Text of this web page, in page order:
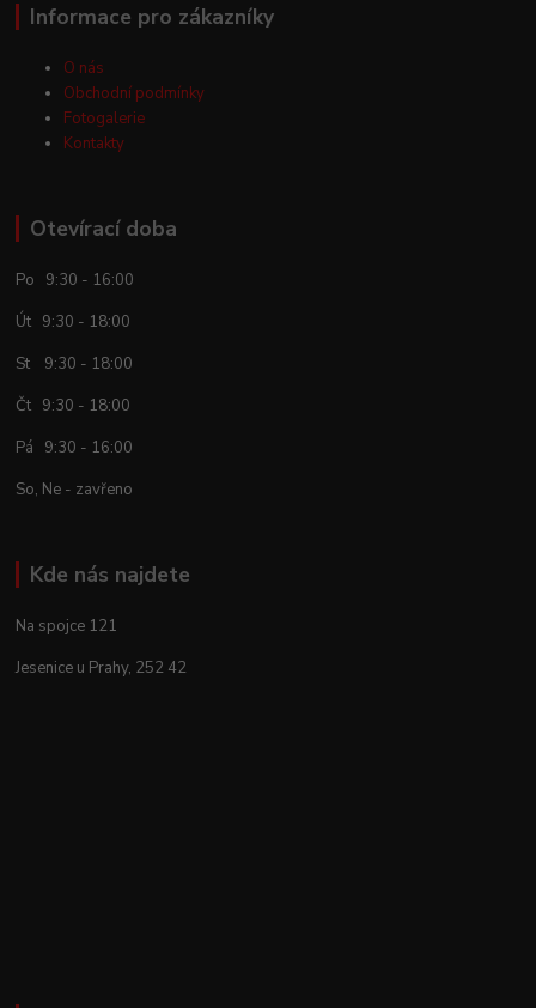
Informace pro zákazníky
O nás
Obchodní podmínky
Fotogalerie
Kontakty
Otevírací doba
Po 9:30 - 16:00
Út 9:30 - 18:00
St 9:30 - 18:00
Čt 9:30 - 18:00
Pá 9:30 - 16:00
So, Ne - zavřeno
Kde nás najdete
Na spojce 121
Jesenice u Prahy, 252 42